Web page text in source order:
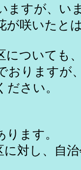
ますが、い
が咲いたと
ついても
おりますが
さい。
ます。
対し、自